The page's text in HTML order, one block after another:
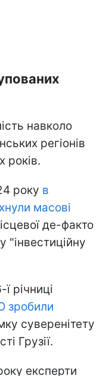
навколо
регіонів
років.
року в
масові
де-факто
"інвестиційну
річниці
зробили
суверенітету
Грузії.
експерти